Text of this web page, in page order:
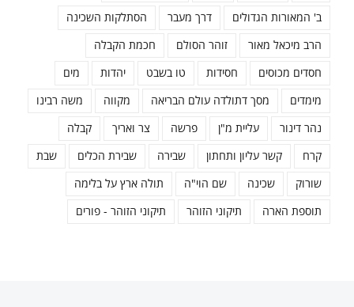
ב' המאורות הגדולים
דרך מעבר
הסתלקות השכינה
הרב מיכאל מאור
זוהר הסולם
חכמת הקבלה
חסדים מכוסים
חסידות טו בשבט יהדות
מים
מימדים
מסך דתולדה עולם הבריאה מקווה
משה רבינו
נהר דינור
עליית מ"ן פרשה צר ואריך
קבלה
קרח
קשר עליון ותחתון שבירה שבירת הכלים
שבת
שורוק
שכינה שם הוי"ה
תולה ארץ על בלימה
תוספת הארה
תיקוני הזוהר תיקוני הזוהר - פורים